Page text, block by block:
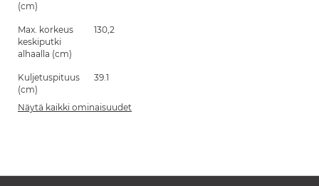
(cm)
Max. korkeus
keskiputki
alhaalla (cm)
130,2
Kuljetuspituus
(cm)
39.1
Näytä kaikki ominaisuudet